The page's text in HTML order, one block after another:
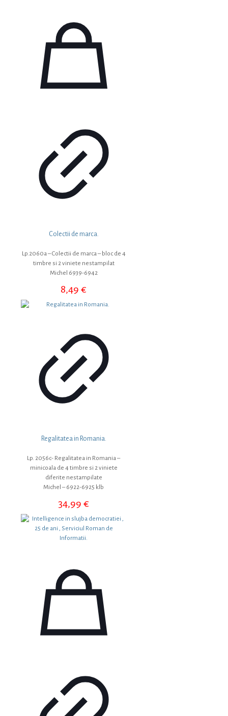
Colectii de marca.
Lp.2060a – Colectii de marca – bloc de 4
timbre si 2 viniete nestampilat
Michel 6939-6942
8,49€
Regalitatea in Romania.
Lp. 2056c- Regalitatea in Romania –
minicoala de 4 timbre si 2 viniete
diferite nestampilate
Michel – 6922-6925 klb
34,99€